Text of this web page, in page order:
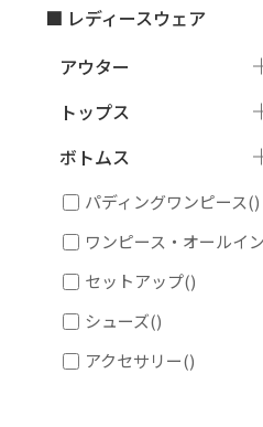
■ レディースウェア
アウター
トップス
ボトムス
パディングワンピース()
ワンピース・オールイ
セットアップ()
シューズ()
アクセサリー()